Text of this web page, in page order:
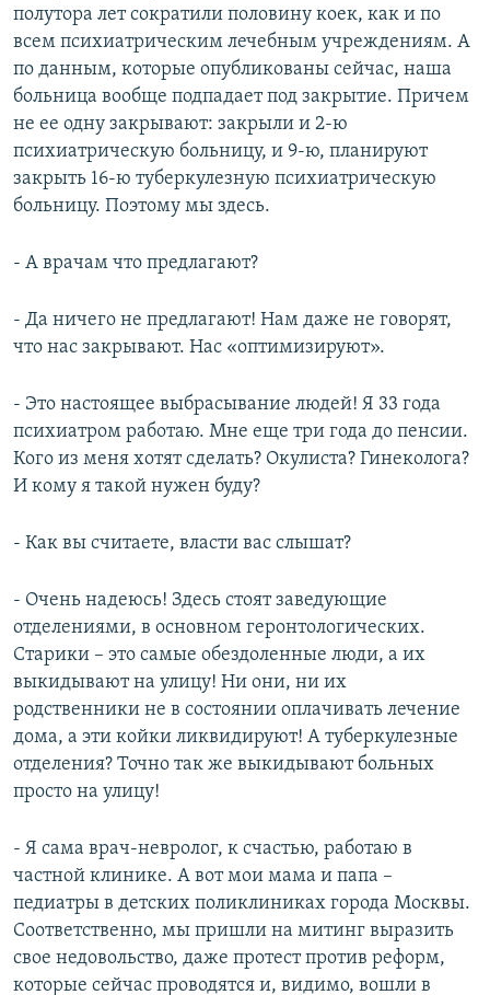
полутора лет сократили половину коек, как и по
всем психиатрическим лечебным учреждениям. А
по данным, которые опубликованы сейчас, наша
больница вообще подпадает под закрытие. Причем
не ее одну закрывают: закрыли и 2-ю
психиатрическую больницу, и 9-ю, планируют
закрыть 16-ю туберкулезную психиатрическую
больницу. Поэтому мы здесь.
- А врачам что предлагают?
- Да ничего не предлагают! Нам даже не говорят,
что нас закрывают. Нас «оптимизируют».
- Это настоящее выбрасывание людей! Я 33 года
психиатром работаю. Мне еще три года до пенсии.
Кого из меня хотят сделать? Окулиста? Гинеколога?
И кому я такой нужен буду?
- Как вы считаете, власти вас слышат?
- Очень надеюсь! Здесь стоят заведующие
отделениями, в основном геронтологических.
Старики – это самые обездоленные люди, а их
выкидывают на улицу! Ни они, ни их
родственники не в состоянии оплачивать лечение
дома, а эти койки ликвидируют! А туберкулезные
отделения? Точно так же выкидывают больных
просто на улицу!
- Я сама врач-невролог, к счастью, работаю в
частной клинике. А вот мои мама и папа –
педиатры в детских поликлиниках города Москвы.
Соответственно, мы пришли на митинг выразить
свое недовольство, даже протест против реформ,
которые сейчас проводятся и, видимо, вошли в